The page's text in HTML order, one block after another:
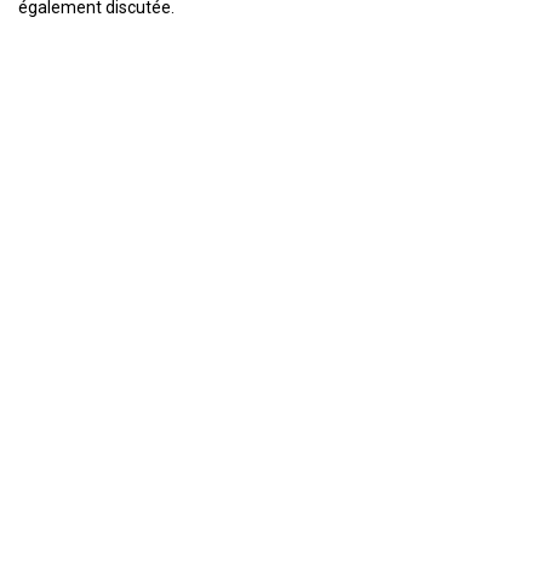
également discutée.